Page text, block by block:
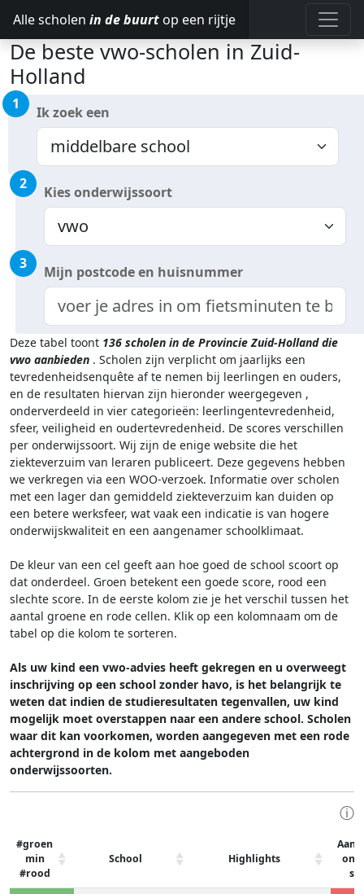
Alle scholen in de buurt op een rijtje
De beste vwo-scholen in Zuid-
Holland
1 Ik zoek een
2 Kies onderwijssoort
3 Mijn postcode en huisnummer
Deze tabel toont 136 scholen in de Provincie Zuid-Holland die
vwo aanbieden . Scholen zijn verplicht om jaarlijks een
tevredenheidsenquête af te nemen bij leerlingen en ouders,
en de resultaten hiervan zijn hieronder weergegeven ,
onderverdeeld in vier categorieën: leerlingentevredenheid,
sfeer, veiligheid en oudertevredenheid. De scores verschillen
per onderwijssoort. Wij zijn de enige website die het
ziekteverzuim van leraren publiceert. Deze gegevens hebben
we verkregen via een WOO-verzoek. Informatie over scholen
met een lager dan gemiddeld ziekteverzuim kan duiden op
een betere werksfeer, wat vaak een indicatie is van hogere
onderwijskwaliteit en een aangenamer schoolklimaat.
De kleur van een cel geeft aan hoe goed de school scoort op
dat onderdeel. Groen betekent een goede score, rood een
slechte score. In de eerste kolom zie je het verschil tussen het
aantal groene en rode cellen. Klik op een kolomnaam om de
tabel op die kolom te sorteren.
Als uw kind een vwo-advies heeft gekregen en u overweegt
inschrijving op een school zonder havo, is het belangrijk te
weten dat indien de studieresultaten tegenvallen, uw kind
mogelijk moet overstappen naar een andere school. Scholen
waar dit kan voorkomen, worden aangegeven met een rode
achtergrond in de kolom met aangeboden
onderwijssoorten.
ⓘ
#groen
min
#rood
School Highlights